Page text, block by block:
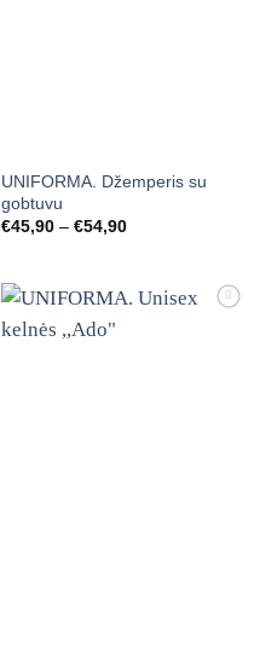
UNIFORMA. Džemperis su
gobtuvu
€45,90 – €54,90Price
€54,90